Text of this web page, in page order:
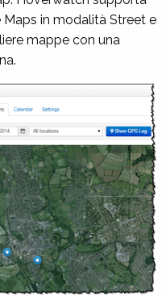
in modalità Street e
mappe con una